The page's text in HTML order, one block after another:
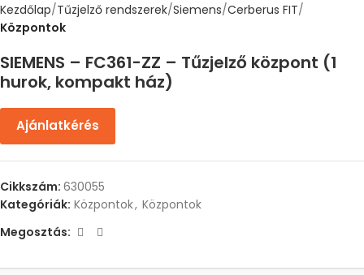
Kezdőlap Tűzjelző rendszerek Siemens Cerberus FIT
Központok
SIEMENS – FC361-ZZ – Tűzjelző központ (1
hurok, kompakt ház)
Ajánlatkérés
Cikkszám: 630055
Kategóriák: Központok, Központok
Megosztás: